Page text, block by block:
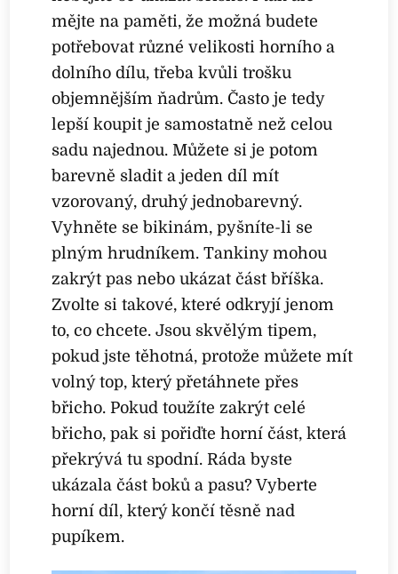
mějte na paměti, že možná budete
potřebovat různé velikosti horního a
dolního dílu, třeba kvůli trošku
objemnějším ňadrům. Často je tedy
lepší koupit je samostatně než celou
sadu najednou. Můžete si je potom
barevně sladit a jeden díl mít
vzorovaný, druhý jednobarevný.
Vyhněte se bikinám, pyšníte-li se
plným hrudníkem. Tankiny mohou
zakrýt pas nebo ukázat část bříška.
Zvolte si takové, které odkryjí jenom
to, co chcete. Jsou skvělým tipem,
pokud jste těhotná, protože můžete mít
volný top, který přetáhnete přes
břicho. Pokud toužíte zakrýt celé
břicho, pak si pořiďte horní část, která
překrývá tu spodní. Ráda byste
ukázala část boků a pasu? Vyberte
horní díl, který končí těsně nad
pupíkem.